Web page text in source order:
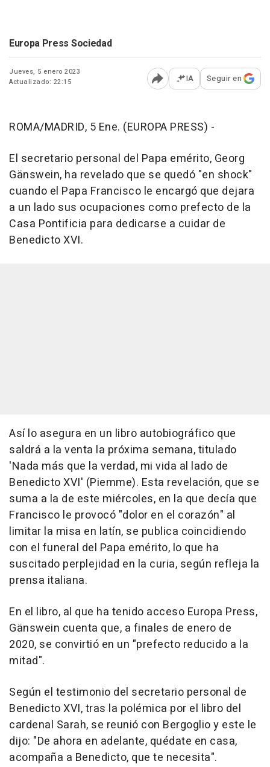
Europa Press Sociedad
Jueves, 5 enero 2023
Actualizado: 22:15
Abrir opciones para
IA Seguir en
ROMA/MADRID, 5 Ene. (EUROPA PRESS) -
El secretario personal del Papa emérito, Georg
Gänswein, ha revelado que se quedó "en shock"
cuando el Papa Francisco le encargó que dejara
a un lado sus ocupaciones como prefecto de la
Casa Pontificia para dedicarse a cuidar de
Benedicto XVI.
Así lo asegura en un libro autobiográfico que
saldrá a la venta la próxima semana, titulado
'Nada más que la verdad, mi vida al lado de
Benedicto XVI' (Piemme). Esta revelación, que se
suma a la de este miércoles, en la que decía que
Francisco le provocó "dolor en el corazón" al
limitar la misa en latín, se publica coincidiendo
con el funeral del Papa emérito, lo que ha
suscitado perplejidad en la curia, según refleja la
prensa italiana.
En el libro, al que ha tenido acceso Europa Press,
Gänswein cuenta que, a finales de enero de
2020, se convirtió en un "prefecto reducido a la
mitad".
Según el testimonio del secretario personal de
Benedicto XVI, tras la polémica por el libro del
cardenal Sarah, se reunió con Bergoglio y este le
dijo: "De ahora en adelante, quédate en casa,
acompaña a Benedicto, que te necesita".